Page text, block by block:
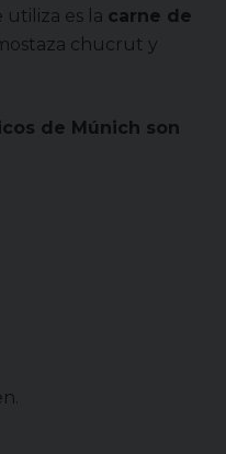
utiliza es la carne de
chucrut y
de Múnich son